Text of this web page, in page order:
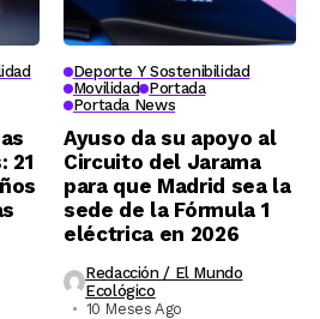
21
Deporte Y Sostenibilidad
Movilidad Portada
Portada News
Ayuso da su apoyo al
Circuito del Jarama
para que Madrid sea la
sede de la Fórmula 1
eléctrica en 2026
Redacción / El Mundo
Ecológico
10 Meses Ago